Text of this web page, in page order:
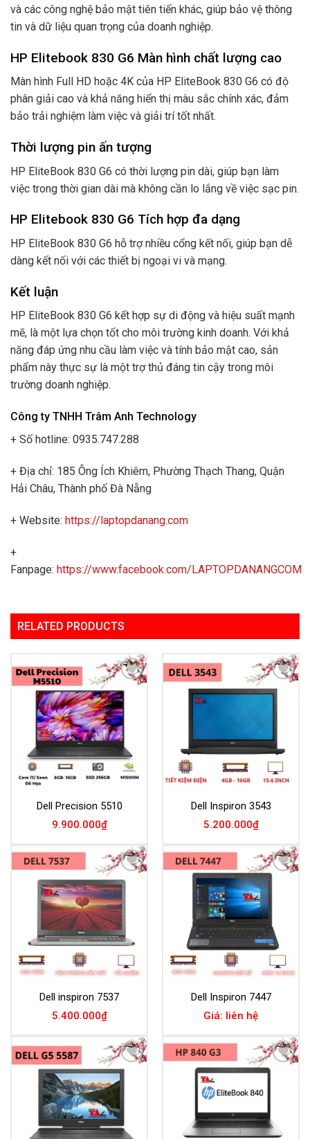
và các công nghệ bảo mật tiên tiến khác, giúp bảo vệ thông
tin và dữ liệu quan trọng của doanh nghiệp.
HP Elitebook 830 G6 Màn hình chất lượng cao
Màn hình Full HD hoặc 4K của HP EliteBook 830 G6 có độ
phân giải cao và khả năng hiển thị màu sắc chính xác, đảm
bảo trải nghiệm làm việc và giải trí tốt nhất.
Thời lượng pin ấn tượng
HP EliteBook 830 G6 có thời lượng pin dài, giúp bạn làm
việc trong thời gian dài mà không cần lo lắng về việc sạc pin.
HP Elitebook 830 G6 Tích hợp đa dạng
HP EliteBook 830 G6 hỗ trợ nhiều cổng kết nối, giúp bạn dễ
dàng kết nối với các thiết bị ngoại vi và mạng.
Kết luận
HP EliteBook 830 G6 kết hợp sự di động và hiệu suất mạnh
mẽ, là một lựa chọn tốt cho môi trường kinh doanh. Với khả
năng đáp ứng nhu cầu làm việc và tính bảo mật cao, sản
phẩm này thực sự là một trợ thủ đáng tin cậy trong môi
trường doanh nghiệp.
Công ty TNHH Trâm Anh Technology
+ Số hotline: 0935.747.288
+ Địa chỉ: 185 Ông Ích Khiêm, Phường Thạch Thang, Quận
Hải Châu, Thành phố Đà Nẵng
+ Website: https://laptopdanang.com
+
Fanpage: https://www.facebook.com/LAPTOPDANANGCOM
RELATED PRODUCTS
Add to
Wishlist
Dell Precision 5510
9.900.000₫
Add to
Dell Inspiron 3543
5.200.000₫
Add to
Wishlist
Dell inspiron 7537
5.400.000₫
Add to
Wishlist
Dell Inspiron 7447
Giá: liên hệ
Add to
Wishlist
Add to